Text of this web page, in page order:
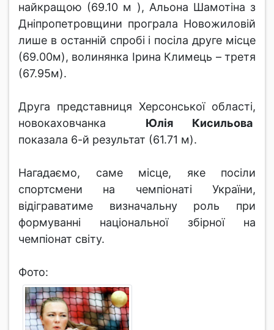
найкращою (69.10 м ), Альона Шамотіна з
Дніпропетровщини програла Новожиловій
лише в останній спробі і посіла друге місце
(69.00м), волинянка Ірина Климець – третя
(67.95м).
Друга представниця Херсонської області,
новокаховчанка Юлія Кисильова
показала 6-й результат (61.71 м).
Нагадаємо, саме місце, яке посіли
спортсмени на чемпіонаті України,
відіграватиме визначальну роль при
формуванні національної збірної на
чемпіонат світу.
Фото: